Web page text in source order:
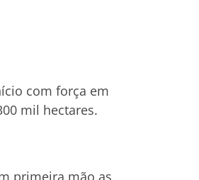
com força em
mil hectares.
primeira mão as